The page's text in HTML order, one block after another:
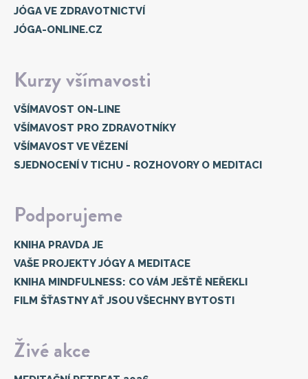
JÓGA VE ZDRAVOTNICTVÍ
JÓGA-ONLINE.CZ
Kurzy všímavosti
VŠÍMAVOST ON-LINE
VŠÍMAVOST PRO ZDRAVOTNÍKY
VŠÍMAVOST VE VĚZENÍ
SJEDNOCENÍ V TICHU - ROZHOVORY O MEDITACI
Podporujeme
KNIHA PRAVDA JE
VAŠE PROJEKTY JÓGY A MEDITACE
KNIHA MINDFULNESS: CO VÁM JEŠTĚ NEŘEKLI
FILM ŠŤASTNY AŤ JSOU VŠECHNY BYTOSTI
Živé akce